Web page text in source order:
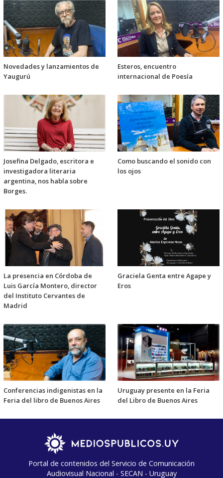
Novedades y lanzamientos de
Yaugurú
Esteros, encuentro
internacional de Poesía
Josefina Delgado, escritora e
investigadora literaria
argentina, nos habla sobre
Borges.
Como buscando el sonido con
los ojos
La presencia en Córdoba de
Luis García Montero, director
del Instituto Cervantes de
Madrid
Graciela Genta entre Agape y
Eros
Conferencias indigenistas en la
Feria del libro de Buenos Aires
Uruguay presente en la Feria
del Libro de Buenos Aires
Portal de contenidos del Servicio de Comunicación
Audiovisual Nacional - SECAN - Uruguay